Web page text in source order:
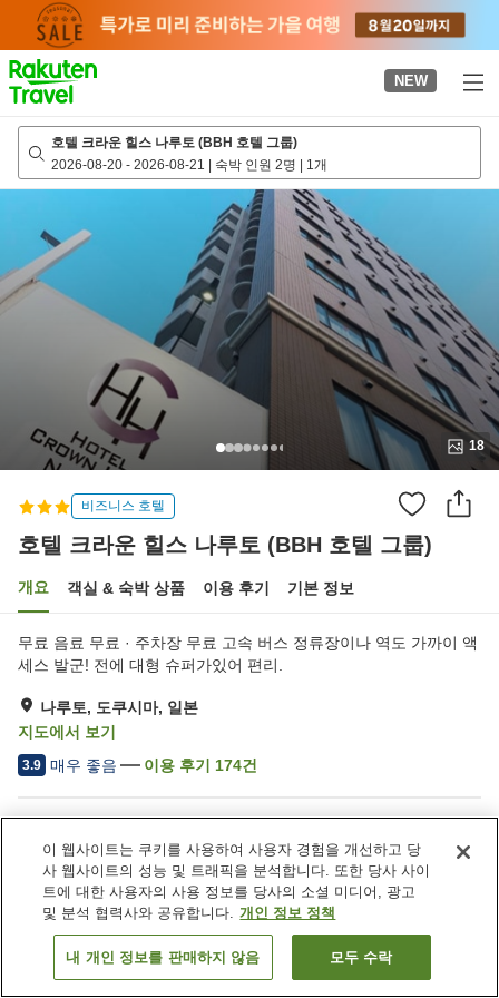
page
NEW
호텔 크라운 힐스 나루토 (BBH 호텔 그룹)
2026-08-20 - 2026-08-21 | 숙박 인원 2명 | 1개
18
비즈니스 호텔
호텔 크라운 힐스 나루토 (BBH 호텔 그룹)
개요 객실 & 숙박 상품 이용 후기 기본 정보
무료 음료 무료 · 주차장 무료 고속 버스 정류장이나 역도 가까이 액
세스 발군! 전에 대형 슈퍼가있어 편리.
나루토, 도쿠시마, 일본
지도에서 보기
3.9 매우 좋음 이용 후기 174건
주차장
자동판매기
세탁 (유료)
택배
일본 도쿠시마
나루토
호텔 크라운 힐스 나루토 (BBH 호텔 그룹)
객실 보기
이 웹사이트는 쿠키를 사용하여 사용자 경험을 개선하고 당
사 웹사이트의 성능 및 트래픽을 분석합니다. 또한 당사 사이
트에 대한 사용자의 사용 정보를 당사의 소셜 미디어, 광고
및 분석 협력사와 공유합니다. 개인 정보 정책
내 개인 정보를 판매하지 않음 모두 수락